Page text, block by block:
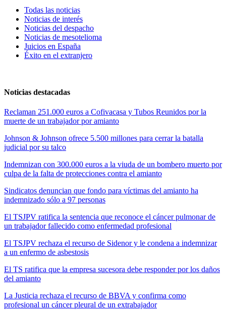
Todas las noticias
Noticias de interés
Noticias del despacho
Noticias de mesotelioma
Juicios en España
Éxito en el extranjero
Noticias destacadas
Reclaman 251.000 euros a Cofivacasa y Tubos Reunidos por la
muerte de un trabajador por amianto
Johnson & Johnson ofrece 5.500 millones para cerrar la batalla
judicial por su talco
Indemnizan con 300.000 euros a la viuda de un bombero muerto por
culpa de la falta de protecciones contra el amianto
Sindicatos denuncian que fondo para víctimas del amianto ha
indemnizado sólo a 97 personas
El TSJPV ratifica la sentencia que reconoce el cáncer pulmonar de
un trabajador fallecido como enfermedad profesional
El TSJPV rechaza el recurso de Sidenor y le condena a indemnizar
a un enfermo de asbestosis
El TS ratifica que la empresa sucesora debe responder por los daños
del amianto
La Justicia rechaza el recurso de BBVA y confirma como
profesional un cáncer pleural de un extrabajador